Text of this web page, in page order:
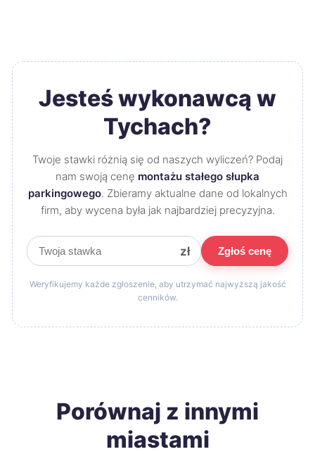
Jesteś wykonawcą w
Tychach?
Twoje stawki różnią się od naszych wyliczeń? Podaj
nam swoją cenę montażu stałego słupka
parkingowego. Zbieramy aktualne dane od lokalnych
firm, aby wycena była jak najbardziej precyzyjna.
zł Zgłoś cenę
Weryfikujemy każde zgłoszenie, aby utrzymać najwyższą jakość
cenników.
Porównaj z innymi
miastami